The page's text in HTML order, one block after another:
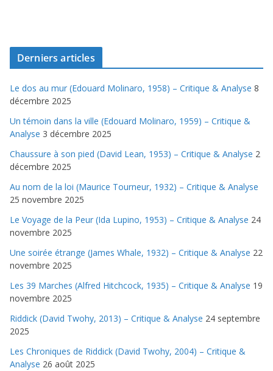
Derniers articles
Le dos au mur (Edouard Molinaro, 1958) – Critique & Analyse 8
décembre 2025
Un témoin dans la ville (Edouard Molinaro, 1959) – Critique &
Analyse 3 décembre 2025
Chaussure à son pied (David Lean, 1953) – Critique & Analyse 2
décembre 2025
Au nom de la loi (Maurice Tourneur, 1932) – Critique & Analyse
25 novembre 2025
Le Voyage de la Peur (Ida Lupino, 1953) – Critique & Analyse 24
novembre 2025
Une soirée étrange (James Whale, 1932) – Critique & Analyse 22
novembre 2025
Les 39 Marches (Alfred Hitchcock, 1935) – Critique & Analyse 19
novembre 2025
Riddick (David Twohy, 2013) – Critique & Analyse 24 septembre
2025
Les Chroniques de Riddick (David Twohy, 2004) – Critique &
Analyse 26 août 2025